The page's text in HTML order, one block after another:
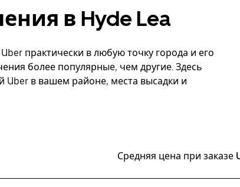
в Hyde Lea
практически в любую точку города и его
более популярные, чем другие. Здесь
в вашем районе, места высадки и
Средняя цена при заказе